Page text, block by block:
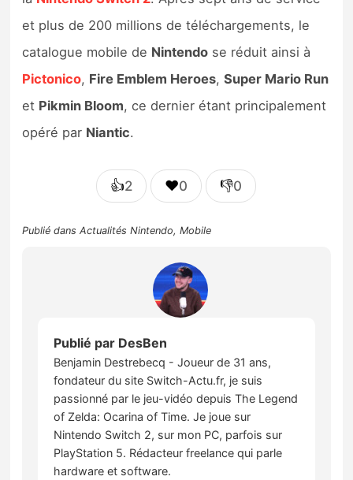
et plus de 200 millions de téléchargements, le
catalogue mobile de Nintendo se réduit ainsi à
Pictonico, Fire Emblem Heroes,Super Mario Run
et Pikmin Bloom, ce dernier étant principalement
opéré par Niantic.
👍2 ❤️0 👎0
Publié dansActualités Nintendo,Mobile
Publié par DesBen
Benjamin Destrebecq - Joueur de 31 ans,
fondateur du site Switch-Actu.fr, je suis
passionné par le jeu-vidéo depuis The Legend
of Zelda: Ocarina of Time. Je joue sur
Nintendo Switch 2, sur mon PC, parfois sur
PlayStation 5. Rédacteur freelance qui parle
hardware et software.